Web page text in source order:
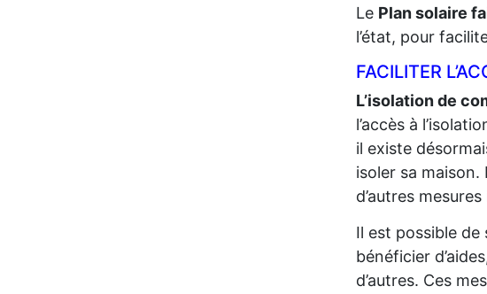
Le Plan solaire
l’état, pour
FACILITER
L’isolation de
l’accès à
il existe
isoler sa maison.
d’autres
Il est possible de
bénéficier
d’autres. Ces